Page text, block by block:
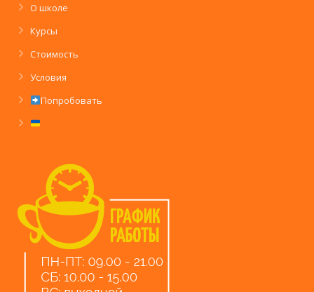
О школе
Курсы
Стоимость
Условия
Попробовать